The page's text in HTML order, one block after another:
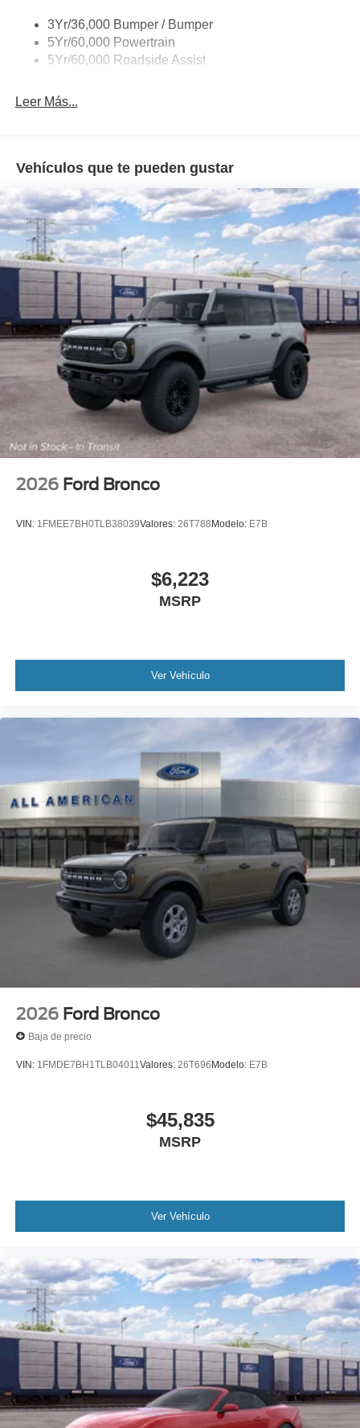
3Yr/36,000 Bumper / Bumper
5Yr/60,000 Powertrain
5Yr/60,000 Roadside Assist
Leer Más...
Vehículos que te pueden gustar
2026 Ford Bronco
VIN: 1FMEE7BH0TLB38039Valores: 26T788Modelo: E7B
$6,223
MSRP
Ver Vehículo
2026 Ford Bronco
Baja de precio
VIN: 1FMDE7BH1TLB04011Valores: 26T696Modelo: E7B
$45,835
MSRP
Ver Vehículo